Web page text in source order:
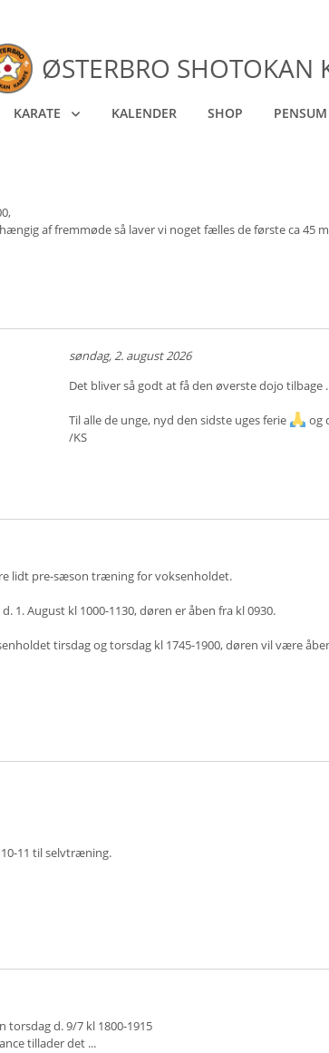
ØSTERBRO SHOTOKAN
KARATE KALENDER SHOP PENSUM
af fremmøde så laver vi noget fælles de første ca 45
søndag, 2. august 2026
Det bliver så godt at få den øverste dojo
Til alle de unge, nyd den sidste uges ferie
og
/KS
lidt pre-sæson træning for voksenholdet.
1. August kl 1000-1130, døren er åben fra kl 0930.
tirsdag og torsdag kl 1745-1900, døren vil være
11 til selvtræning.
d. 9/7 kl 1800-1915
tillader det ...